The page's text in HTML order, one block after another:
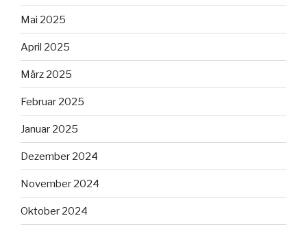
Mai 2025
April 2025
März 2025
Februar 2025
Januar 2025
Dezember 2024
November 2024
Oktober 2024